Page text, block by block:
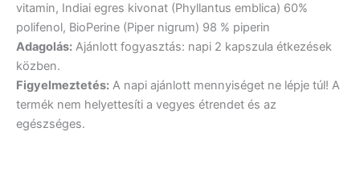
vitamin, Indiai egres kivonat (Phyllantus emblica) 60%
polifenol, BioPerine (Piper nigrum) 98 % piperin
Adagolás: Ajánlott fogyasztás: napi 2 kapszula étkezések
közben.
Figyelmeztetés: A napi ajánlott mennyiséget ne lépje túl! A
termék nem helyettesíti a vegyes étrendet és az
egészséges.